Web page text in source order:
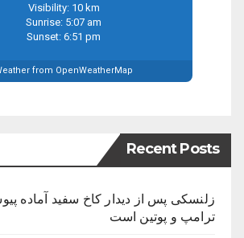
Visibility: 10 km
Sunrise: 5:07 am
Sunset: 6:51 pm
from OpenWeatherMap
Recent Posts
زلنسکی پس از دیدار کاخ سفید آماده
ترامپ و پوتین است